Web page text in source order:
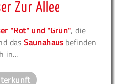
Zur Allee
"Rot" und "Grün", die
dasSaunahausbefinden
in...